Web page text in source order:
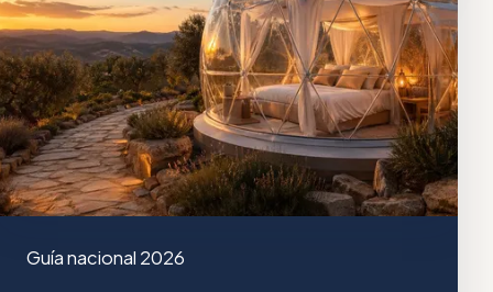
Guía nacional 2026